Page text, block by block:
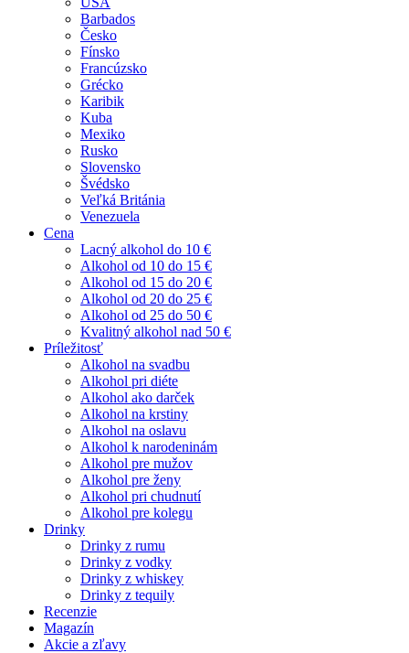
Barbados
Česko
Fínsko
Francúzsko
Grécko
Karibik
Kuba
Mexiko
Rusko
Slovensko
Švédsko
Veľká Británia
Venezuela
Cena
Lacný alkohol do 10 €
Alkohol od 10 do 15 €
Alkohol od 15 do 20 €
Alkohol od 20 do 25 €
Alkohol od 25 do 50 €
Kvalitný alkohol nad 50 €
Príležitosť
Alkohol na svadbu
Alkohol pri diéte
Alkohol ako darček
Alkohol na krstiny
Alkohol na oslavu
Alkohol k narodeninám
Alkohol pre mužov
Alkohol pre ženy
Alkohol pri chudnutí
Alkohol pre kolegu
Drinky
Drinky z rumu
Drinky z vodky
Drinky z whiskey
Drinky z tequily
Recenzie
Magazín
Akcie a zľavy